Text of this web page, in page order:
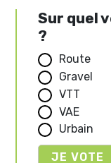
Sur quel
?
Route
Gravel
VTT
VAE
Urbain